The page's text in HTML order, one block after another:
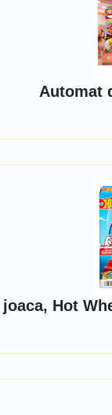
Automat
Hot